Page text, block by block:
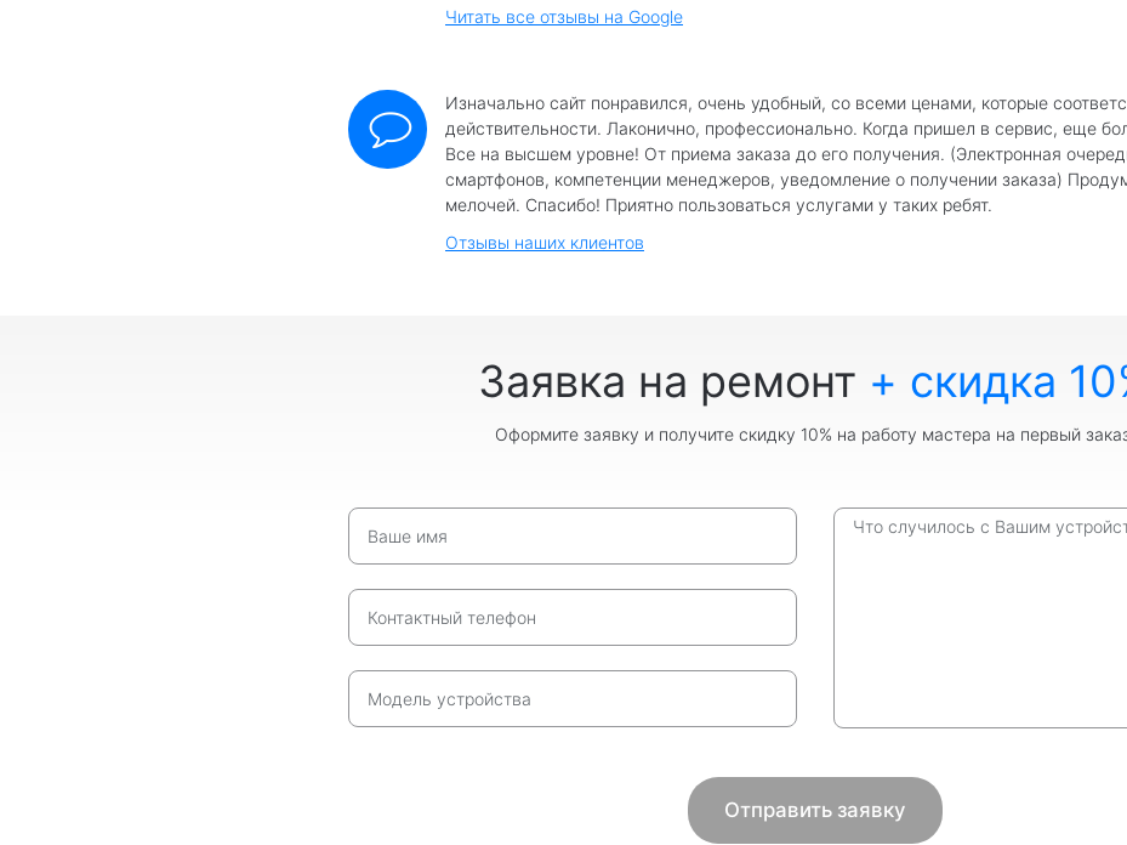
Читать все отзывы на Google
Изначально сайт понравился, очень удобный, со всеми ценами, которые
действительности. Лаконично, профессионально. Когда пришел в сервис, еще
Все на высшем уровне! От приема заказа до его получения. (Электронная
смартфонов, компетенции менеджеров, уведомление о получении заказа)
мелочей. Спасибо! Приятно пользоваться услугами у таких ребят.
Отзывы наших клиентов
Заявка на ремонт + скидка
Оформите заявку и получите скидку 10% на работу мастера на первый